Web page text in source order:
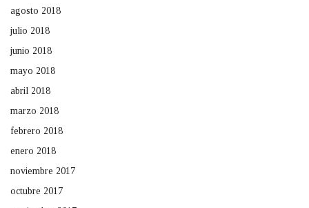
agosto 2018
julio 2018
junio 2018
mayo 2018
abril 2018
marzo 2018
febrero 2018
enero 2018
noviembre 2017
octubre 2017